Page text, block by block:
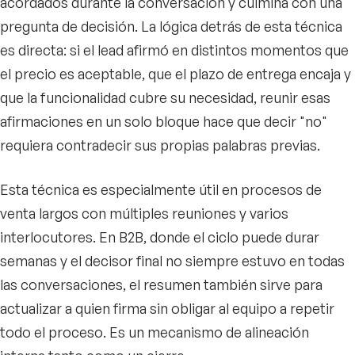
pregunta de decisión. La lógica detrás de esta técnica
es directa: si el lead afirmó en distintos momentos que
el precio es aceptable, que el plazo de entrega encaja y
que la funcionalidad cubre su necesidad, reunir esas
afirmaciones en un solo bloque hace que decir "no"
requiera contradecir sus propias palabras previas.
Esta técnica es especialmente útil en procesos de
venta largos con múltiples reuniones y varios
interlocutores. En B2B, donde el ciclo puede durar
semanas y el decisor final no siempre estuvo en todas
las conversaciones, el resumen también sirve para
actualizar a quien firma sin obligar al equipo a repetir
todo el proceso. Es un mecanismo de alineación